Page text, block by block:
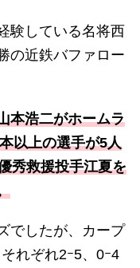
験している名将西
の近鉄バファロー
本浩二がホームラ
以上の選手が5人
秀救援投手江夏を
でしたが、カープ
れぞれ2ｰ5、0ｰ4